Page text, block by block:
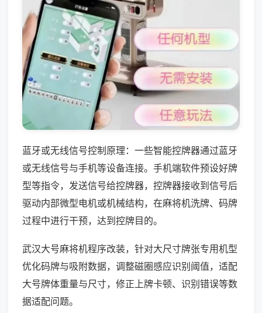
蓝牙或无线信号控制原理：一些智能控牌器通过蓝牙
或无线信号与手机等设备连接。手机端软件预设好牌
型等指令，发送信号给控牌器，控牌器接收到信号后
驱动内部微型电机或机械结构，在麻将机洗牌、码牌
过程中进行干预，达到控牌目的。
武汉大号麻将机程序改装，针对大尺寸牌张专用机型
优化码牌与吸附数据，调整磁圈感应识别阈值，适配
大号牌体重量与尺寸，修正上牌卡顿、识别错误等数
据适配问题。